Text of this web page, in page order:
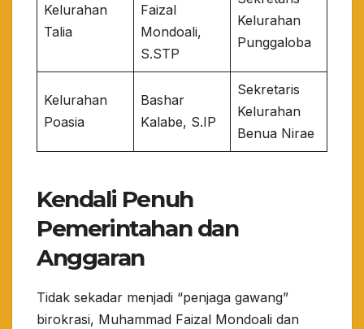
Kelurahan
Talia
Faizal
Mondoali,
S.STP
Kelurahan
Punggaloba
Kelurahan
Poasia
Bashar
Kalabe, S.IP
Sekretaris
Kelurahan
Benua Nirae
Kendali Penuh
Pemerintahan dan
Anggaran
​Tidak sekadar menjadi “penjaga gawang”
birokrasi, Muhammad Faizal Mondoali dan